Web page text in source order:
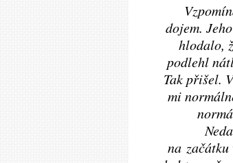
dojem.
hlodalo,
podlehl
Tak přišel.
mi
na začátku